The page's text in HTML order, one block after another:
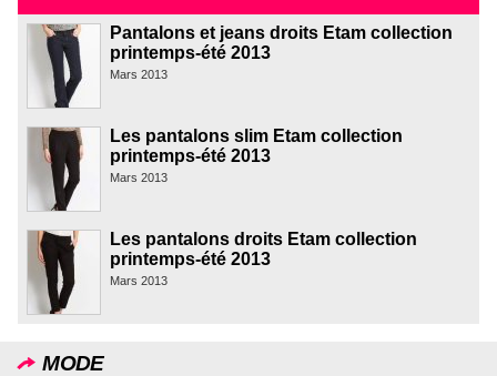
Pantalons et jeans droits Etam collection
printemps-été 2013
Mars 2013
Les pantalons slim Etam collection
printemps-été 2013
Mars 2013
Les pantalons droits Etam collection
printemps-été 2013
Mars 2013
MODE